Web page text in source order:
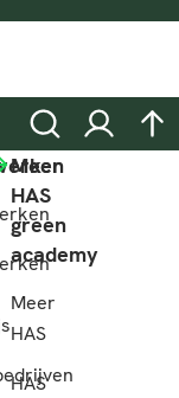
ZoekenInloggen
Meer
HAS
green
academy
Meer
HAS
HAS